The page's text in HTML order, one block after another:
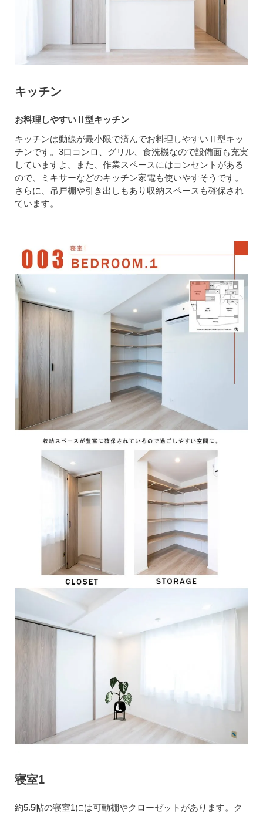
キッチン
お料理しやすいⅡ型キッチン
キッチンは動線が最小限で済んでお料理しやすいⅡ型キッ
チンです。3口コンロ、グリル、食洗機なので設備面も充実
していますよ。また、作業スペースにはコンセントがある
ので、ミキサーなどのキッチン家電も使いやすそうです。
さらに、吊戸棚や引き出しもあり収納スペースも確保され
ています。
寝室1
約5.5帖の寝室1には可動棚やクローゼットがあります。ク